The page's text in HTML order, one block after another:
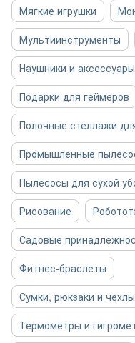
Мягкие игрушки
Мультиинструменты
Наушники и аксессуары
Подарки для геймеров
Полочные стеллажи
Промышленные
Пылесосы для сухой
Рисование
Садовые
Фитнес-браслеты
Сумки, рюкзаки и
Термометры и